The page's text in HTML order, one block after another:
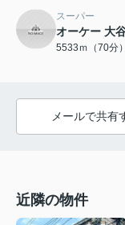
スーパー
オーケー 大
5533ｍ（70分）
メールで共有
近隣の物件